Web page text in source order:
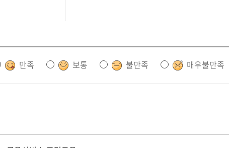
만족 보통 불만족 매우불만족